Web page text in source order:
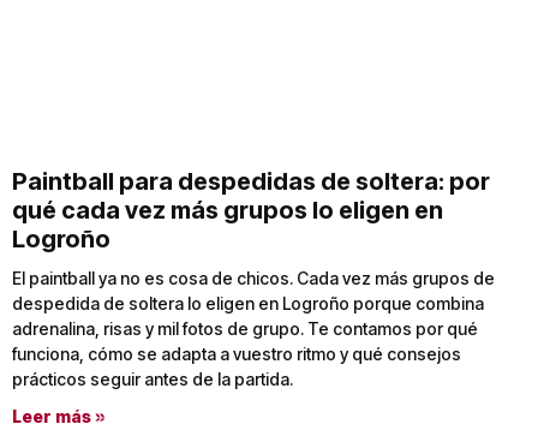
Paintball para despedidas de soltera: por
qué cada vez más grupos lo eligen en
Logroño
El paintball ya no es cosa de chicos. Cada vez más grupos de
despedida de soltera lo eligen en Logroño porque combina
adrenalina, risas y mil fotos de grupo. Te contamos por qué
funciona, cómo se adapta a vuestro ritmo y qué consejos
prácticos seguir antes de la partida.
Leer más »